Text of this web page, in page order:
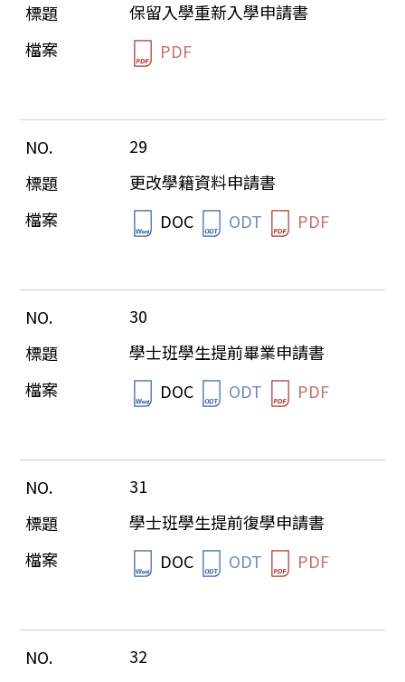
保留入學重新入學申請書
PDF
29
更改學籍資料申請書
DOC
ODT PDF
30
學士班學生提前畢業申請書
DOC
ODT PDF
31
學士班學生提前復學申請書
DOC
ODT PDF
32